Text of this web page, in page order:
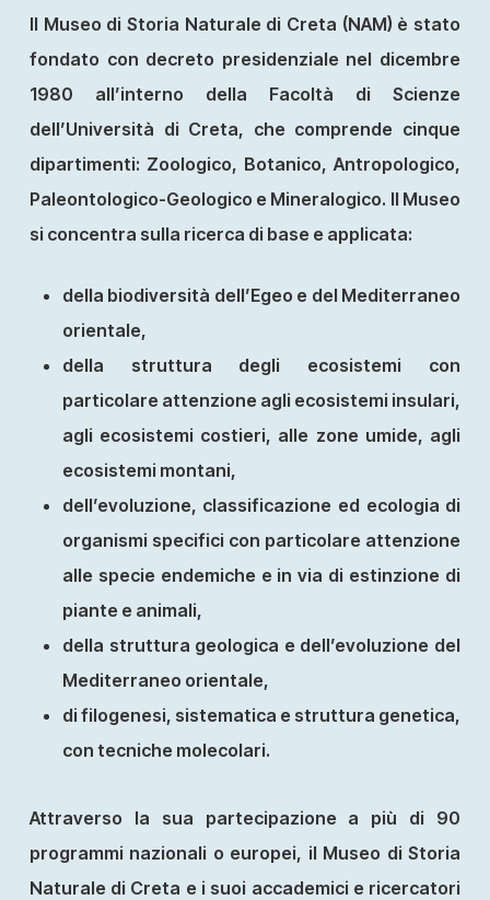
Il Museo di Storia Naturale di Creta (NAM) è stato
fondato con decreto presidenziale nel dicembre
1980 all’interno della Facoltà di Scienze
dell’Università di Creta, che comprende cinque
dipartimenti: Zoologico, Botanico, Antropologico,
Paleontologico-Geologico e Mineralogico. Il Museo
si concentra sulla ricerca di base e applicata:
della biodiversità dell’Egeo e del Mediterraneo
orientale,
della struttura degli ecosistemi con
particolare attenzione agli ecosistemi insulari,
agli ecosistemi costieri, alle zone umide, agli
ecosistemi montani,
dell’evoluzione, classificazione ed ecologia di
organismi specifici con particolare attenzione
alle specie endemiche e in via di estinzione di
piante e animali,
della struttura geologica e dell’evoluzione del
Mediterraneo orientale,
di filogenesi, sistematica e struttura genetica,
con tecniche molecolari.
Attraverso la sua partecipazione a più di 90
programmi nazionali o europei, il Museo di Storia
Naturale di Creta e i suoi accademici e ricercatori